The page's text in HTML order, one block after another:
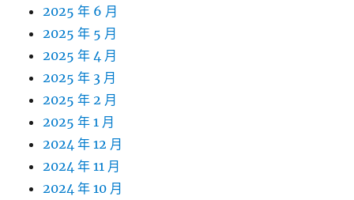
2025 年 6 月
2025 年 5 月
2025 年 4 月
2025 年 3 月
2025 年 2 月
2025 年 1 月
2024 年 12 月
2024 年 11 月
2024 年 10 月